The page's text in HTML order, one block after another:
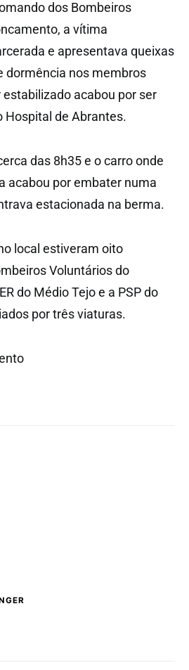
dos Bombeiros
a vítima
e apresentava queixas
dormência nos membros
estabilizado acabou por ser
Hospital de Abrantes.
das 8h35 e o carro onde
acabou por embater numa
estacionada na berma.
local estiveram oito
Voluntários do
do Médio Tejo e a PSP do
por três viaturas.